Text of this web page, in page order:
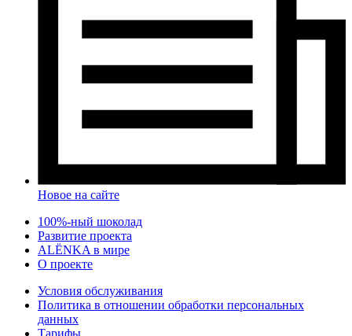
Новое на сайте
100%-ный шоколад
Развитие проекта
ALЁNKA в мире
О проекте
Условия обслуживания
Политика в отношении обработки персональных
данных
Тарифы